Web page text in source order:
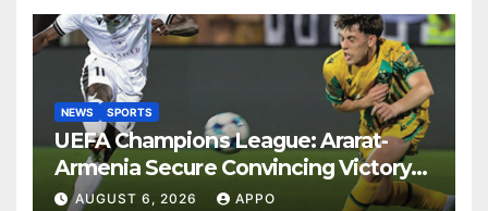
NEWS SPORTS
UEFA Champions League: Ararat-
Armenia Secure Convincing Victory
Over Shamrock Rovers 2-0
AUGUST 6, 2026 APPO